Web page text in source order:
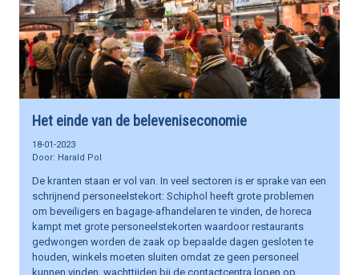
Het einde van de beleveniseconomie
18-01-2023
Harald Pol
De kranten staan er vol van. In veel sectoren is er sprake van een
schrijnend personeelstekort: Schiphol heeft grote problemen
om beveiligers en bagage-afhandelaren te vinden, de horeca
kampt met grote personeelstekorten waardoor restaurants
gedwongen worden de zaak op bepaalde dagen gesloten te
houden, winkels moeten sluiten omdat ze geen personeel
kunnen vinden, wachttijden bij de contactcentra lopen op